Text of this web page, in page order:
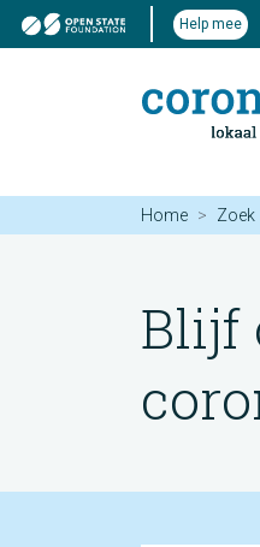
Help mee
Home Zoek
Blijf